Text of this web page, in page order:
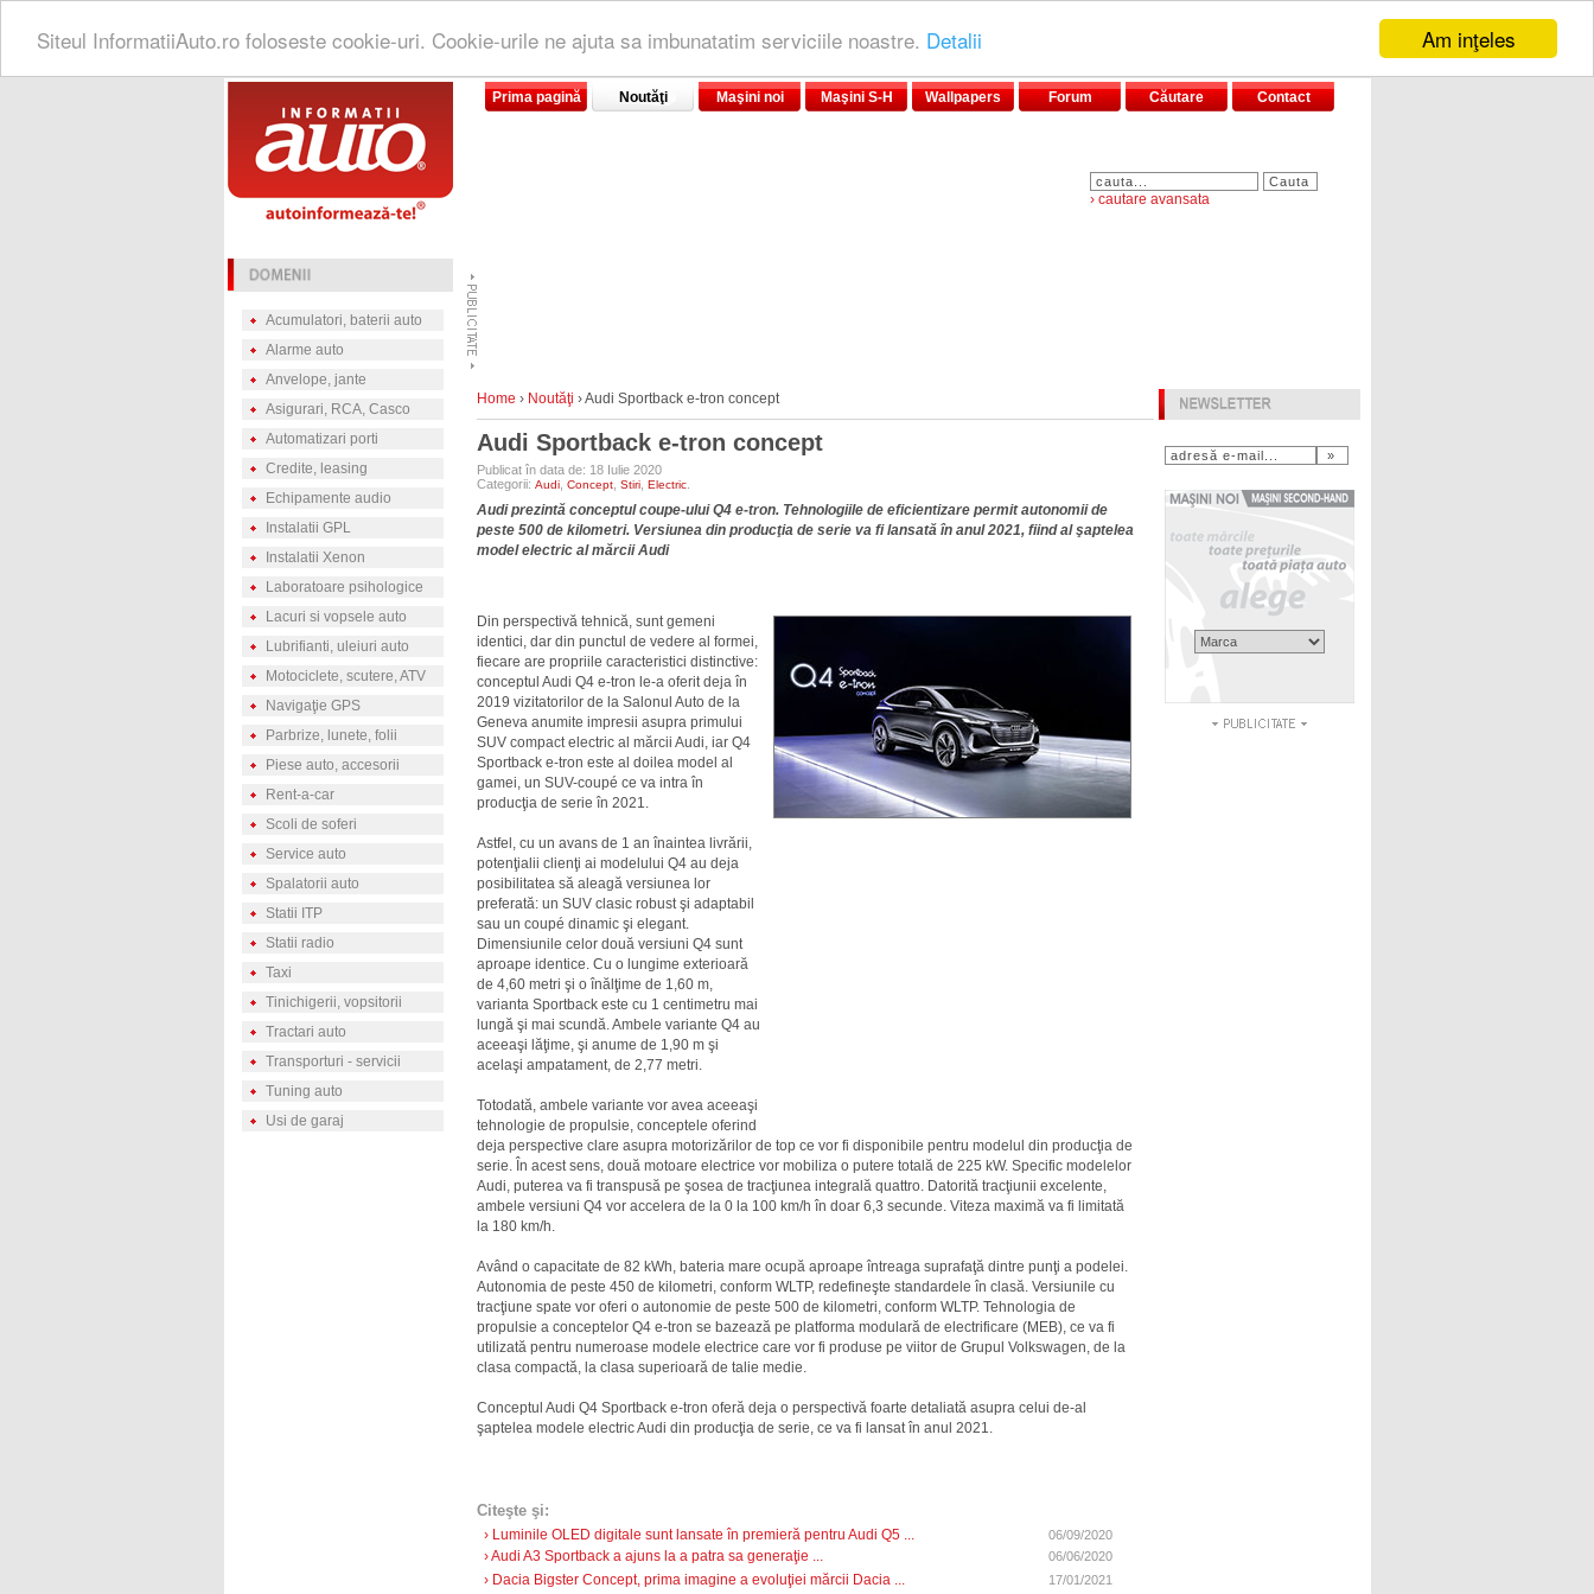
Am inţeles
Siteul InformatiiAuto.ro foloseste cookie-uri. Cookie-urile ne ajuta sa imbunatatim serviciile noastre. Detalii
Prima pagină Noutăţi Maşini noi Maşini S-H Wallpapers Forum Căutare Contact
› cautare avansata
Acumulatori, baterii auto
Alarme auto
Anvelope, jante
Asigurari, RCA, Casco
Automatizari porti
Credite, leasing
Echipamente audio
Instalatii GPL
Instalatii Xenon
Laboratoare psihologice
Lacuri si vopsele auto
Lubrifianti, uleiuri auto
Motociclete, scutere, ATV
Navigaţie GPS
Parbrize, lunete, folii
Piese auto, accesorii
Rent-a-car
Scoli de soferi
Service auto
Spalatorii auto
Statii ITP
Statii radio
Taxi
Tinichigerii, vopsitorii
Tractari auto
Transporturi - servicii
Tuning auto
Usi de garaj
Home › Noutăţi ›Audi Sportback e-tron concept
Audi Sportback e-tron concept
Publicat în data de: 18 Iulie 2020
Categorii: Audi, Concept, Stiri, Electric.
Audi prezintă conceptul coupe-ului Q4 e-tron. Tehnologiile de eficientizare permit autonomii de
peste 500 de kilometri. Versiunea din producţia de serie va fi lansată în anul 2021, fiind al şaptelea
model electric al mărcii Audi
Din perspectivă tehnică, sunt gemeni
identici, dar din punctul de vedere al formei,
fiecare are propriile caracteristici distinctive:
conceptul Audi Q4 e-tron le-a oferit deja în
2019 vizitatorilor de la Salonul Auto de la
Geneva anumite impresii asupra primului
SUV compact electric al mărcii Audi, iar Q4
Sportback e-tron este al doilea model al
gamei, un SUV-coupé ce va intra în
producţia de serie în 2021.
Astfel, cu un avans de 1 an înaintea livrării,
potenţialii clienţi ai modelului Q4 au deja
posibilitatea să aleagă versiunea lor
preferată: un SUV clasic robust şi adaptabil
sau un coupé dinamic şi elegant.
Dimensiunile celor două versiuni Q4 sunt
aproape identice. Cu o lungime exterioară
de 4,60 metri şi o înălţime de 1,60 m,
varianta Sportback este cu 1 centimetru mai
lungă şi mai scundă. Ambele variante Q4 au
aceeaşi lăţime, şi anume de 1,90 m şi
acelaşi ampatament, de 2,77 metri.
Totodată, ambele variante vor avea aceeaşi
tehnologie de propulsie, conceptele oferind
deja perspective clare asupra motorizărilor de top ce vor fi disponibile pentru modelul din producţia de
serie. În acest sens, două motoare electrice vor mobiliza o putere totală de 225 kW. Specific modelelor
Audi, puterea va fi transpusă pe şosea de tracţiunea integrală quattro. Datorită tracţiunii excelente,
ambele versiuni Q4 vor accelera de la 0 la 100 km/h în doar 6,3 secunde. Viteza maximă va fi limitată
la 180 km/h.
Având o capacitate de 82 kWh, bateria mare ocupă aproape întreaga suprafaţă dintre punţi a podelei.
Autonomia de peste 450 de kilometri, conform WLTP, redefineşte standardele în clasă. Versiunile cu
tracţiune spate vor oferi o autonomie de peste 500 de kilometri, conform WLTP. Tehnologia de
propulsie a conceptelor Q4 e-tron se bazează pe platforma modulară de electrificare (MEB), ce va fi
utilizată pentru numeroase modele electrice care vor fi produse pe viitor de Grupul Volkswagen, de la
clasa compactă, la clasa superioară de talie medie.
Conceptul Audi Q4 Sportback e-tron oferă deja o perspectivă foarte detaliată asupra celui de-al
şaptelea modele electric Audi din producţia de serie, ce va fi lansat în anul 2021.
Citeşte şi:
› Luminile OLED digitale sunt lansate în premieră pentru Audi Q5 ... 06/09/2020
› Audi A3 Sportback a ajuns la a patra sa generaţie ... 06/06/2020
› Dacia Bigster Concept, prima imagine a evoluţiei mărcii Dacia ... 17/01/2021